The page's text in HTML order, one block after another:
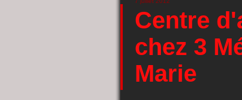
Centre
chez 3
Marie